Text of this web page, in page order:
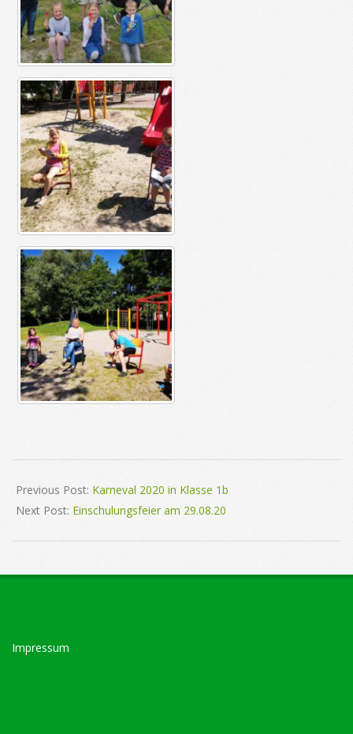
04-
23
Previous Post: Karneval 2020 in Klasse 1b
Next Post: Einschulungsfeier am 29.08.20
Impressum